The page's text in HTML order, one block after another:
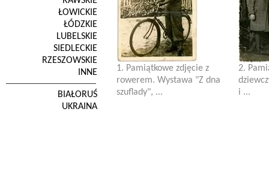
ŁOWICKIE
ŁÓDZKIE
LUBELSKIE
SIEDLECKIE
RZESZOWSKIE
INNE
BIAŁORUŚ
UKRAINA
1. Pamiątkowe zdjęcie z
rowerem. Wystawa "Z dna
szuflady", ...
2.
i ...